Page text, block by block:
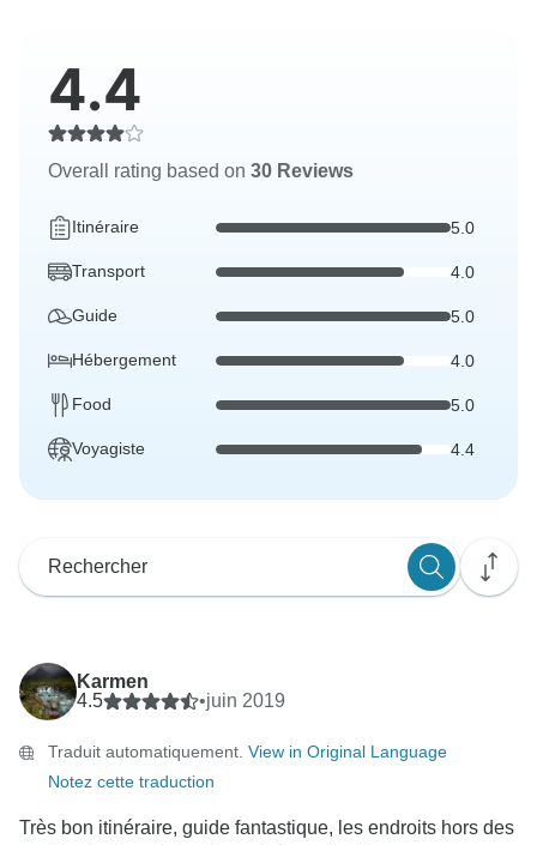
4.4
Overall rating based on 30 Reviews
Itinéraire 5.0
Transport 4.0
Guide 5.0
Hébergement 4.0
Food 5.0
Voyagiste 4.4
Karmen
4.5
•juin 2019
Traduit automatiquement. View in Original Language
Notez cette traduction
Très bon itinéraire, guide fantastique, les endroits hors des